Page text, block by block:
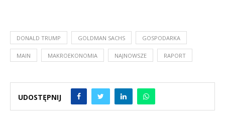
DONALD TRUMP GOLDMAN SACHS GOSPODARKA
MAIN MAKROEKONOMIA NAJNOWSZE RAPORT
UDOSTĘPNIJ